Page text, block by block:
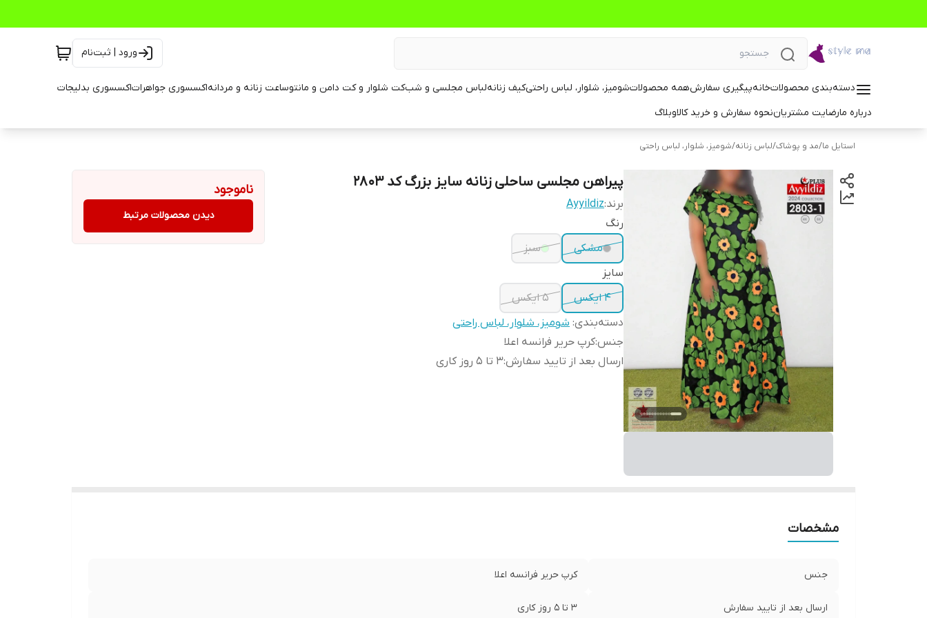
ورود | ثبت‌نام
دسته‌بندی محصولاتخانهپیگیری سفارشهمه محصولاتشومیز، شلوار، لباس راحتیکیف زنانهلباس مجلسی و شبکت شلوار و کت دامن و مانتوساعت زنانه و مردانهاکسسوری جواهراتاکسسوری بدلیجات
درباره مارضایت مشتریاننحوه سفارش و خرید کالاوبلاگ
استایل ما/مد و پوشاک/لباس زنانه/شومیز، شلوار، لباس راحتی
پیراهن مجلسی ساحلی زنانه سایز بزرگ کد 2803
برند:Ayyildiz
رنگ
مشکی
سبز
سایز
4 ایکس
5 ایکس
دسته‌بندی: شومیز، شلوار، لباس راحتی
جنس:کرپ حریر فرانسه اعلا
ارسال بعد از تایید سفارش:3 تا 5 روز کاری
ناموجود
دیدن محصولات مرتبط
مشخصات
جنس کرپ حریر فرانسه اعلا
ارسال بعد از تایید سفارش 3 تا 5 روز کاری